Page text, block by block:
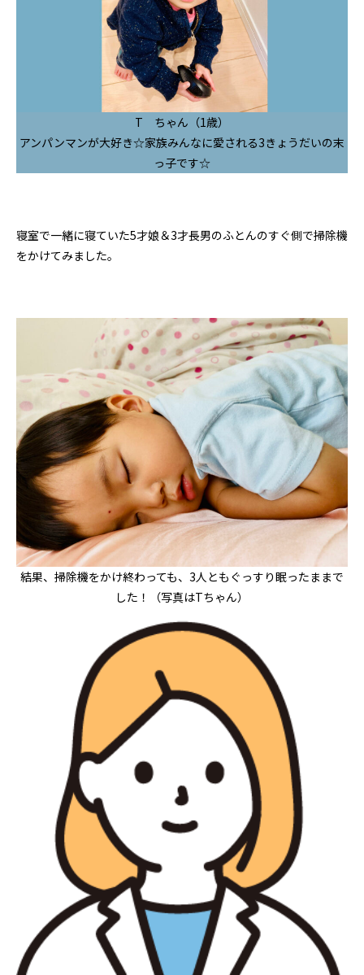
T ちゃん（1歳）
アンパンマンが大好き☆家族みんなに愛される3きょうだいの末
っ子です☆
寝室で一緒に寝ていた5才娘＆3才長男のふとんのすぐ側で掃除機
をかけてみました。
結果、掃除機をかけ終わっても、3人ともぐっすり眠ったままで
した！（写真はTちゃん）